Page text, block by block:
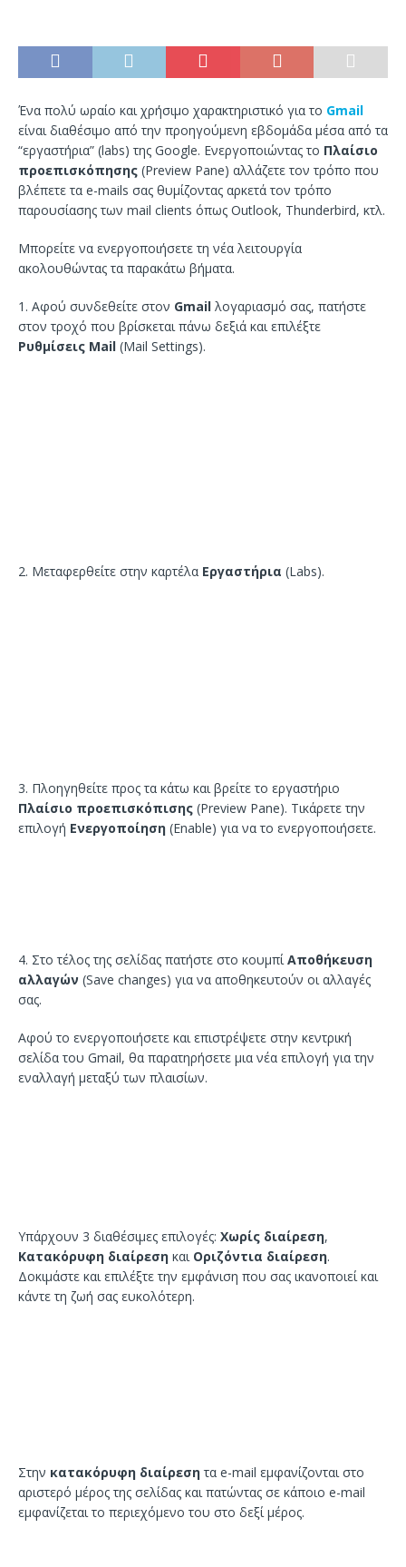
Ένα πολύ ωραίo και χρήσιμο χαρακτηριστικό για το Gmail
είναι διαθέσιμο από την προηγούμενη εβδομάδα μέσα από τα
“εργαστήρια” (labs) της Google. Ενεργοποιώντας το Πλαίσιο
προεπισκόπησης (Preview Pane) αλλάζετε τον τρόπο που
βλέπετε τα e-mails σας θυμίζοντας αρκετά τον τρόπο
παρουσίασης των mail clients όπως Outlook, Thunderbird, κτλ.
Μπορείτε να ενεργοποιήσετε τη νέα λειτουργία
ακολουθώντας τα παρακάτω βήματα.
1. Αφού συνδεθείτε στον Gmail λογαριασμό σας, πατήστε
στον τροχό που βρίσκεται πάνω δεξιά και επιλέξτε
Ρυθμίσεις Mail (Mail Settings).
2. Μεταφερθείτε στην καρτέλα Εργαστήρια (Labs).
3. Πλοηγηθείτε προς τα κάτω και βρείτε το εργαστήριο
Πλαίσιο προεπισκόπισης (Preview Pane). Τικάρετε την
επιλογή Ενεργοποίηση (Enable) για να το ενεργοποιήσετε.
4. Στο τέλος της σελίδας πατήστε στο κουμπίΑποθήκευση
αλλαγών (Save changes) για να αποθηκευτούν οι αλλαγές
σας.
Αφού το ενεργοποιήσετε και επιστρέψετε στην κεντρική
σελίδα του Gmail, θα παρατηρήσετε μια νέα επιλογή για την
εναλλαγή μεταξύ των πλαισίων.
Υπάρχουν 3 διαθέσιμες επιλογές: Χωρίς διαίρεση,
Κατακόρυφη διαίρεση και Οριζόντια διαίρεση.
Δοκιμάστε και επιλέξτε την εμφάνιση που σας ικανοποιεί και
κάντε τη ζωή σας ευκολότερη.
Στην κατακόρυφη διαίρεση τα e-mail εμφανίζονται στο
αριστερό μέρος της σελίδας και πατώντας σε κάποιο e-mail
εμφανίζεται το περιεχόμενο του στο δεξί μέρος.